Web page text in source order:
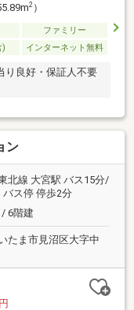
2）
ファミリー
) インターネット無料
り良好・保証人不要
ン
北線 大宮駅 バス15分/
バス停 停歩2分
6階建
たま市見沼区大字中